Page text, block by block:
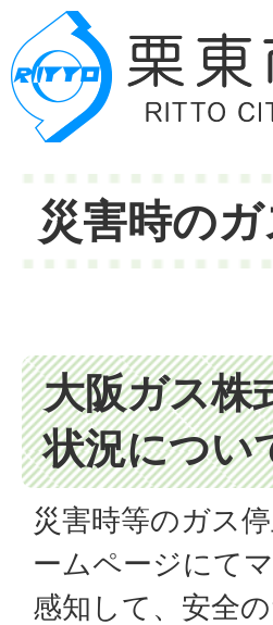
災害時の
大阪ガス株
状況につい
災害時等のガス
ームページにて
感知して、安全